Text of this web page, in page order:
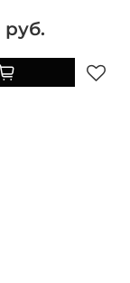
руб.